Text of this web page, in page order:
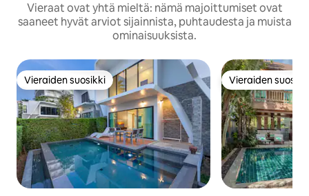
Vieraat ovat yhtä mieltä: nämä majoittumiset ovat
saaneet hyvät arviot sijainnista, puhtaudesta ja muista
ominaisuuksista.
Vieraiden suosikki
Vieraiden suosikki Vieraiden
Vieraiden